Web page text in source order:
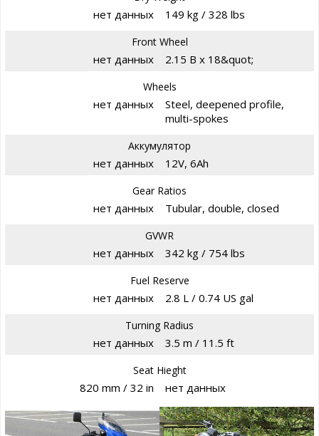
нет данных 149 kg / 328 lbs
Front Wheel
нет данных 2.15 B x 18&quot;
Wheels
нет данных
Steel, deepened profile,
multi-spokes
Аккумулятор
нет данных 12V, 6Ah
Gear Ratios
нет данных Tubular, double, closed
GVWR
нет данных 342 kg / 754 lbs
Fuel Reserve
нет данных 2.8 L / 0.74 US gal
Turning Radius
нет данных 3.5 m / 11.5 ft
Seat Hieght
820 mm / 32 in нет данных